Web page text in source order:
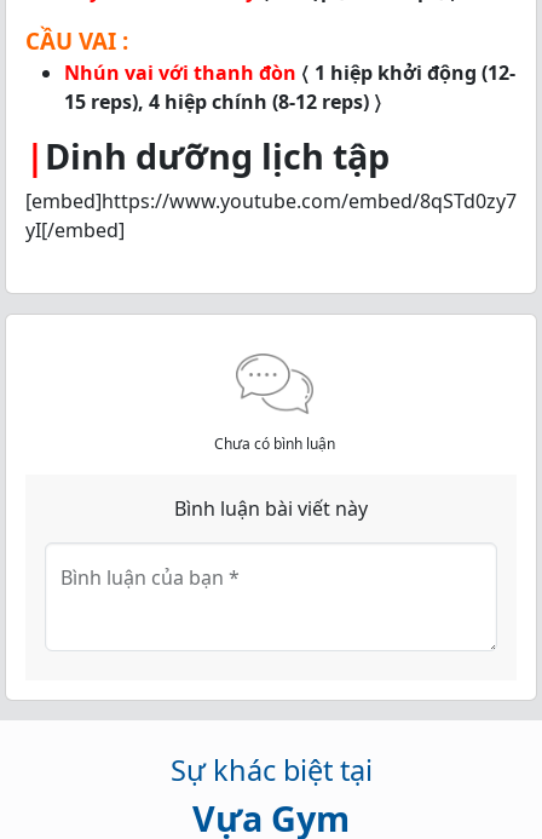
CẦU VAI :
Nhún vai với thanh đòn 〈 1 hiệp khởi động (12-
15 reps), 4 hiệp chính (8-12 reps) 〉
| Dinh dưỡng lịch tập
[embed]https://www.youtube.com/embed/8qSTd0zy7
yI[/embed]
Chưa có bình luận
Bình luận bài viết này
Bình luận của bạn *
Sự khác biệt tại
Vựa Gym